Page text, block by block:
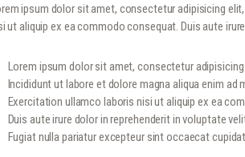
ipsum dolor sit amet, consectetur adipisicing
ut aliquip ex ea commodo consequat. Duis aute
Lorem ipsum dolor sit amet, consectetur
Incididunt ut labore et dolore magna aliqua enim ad
Exercitation ullamco laboris nisi ut aliquip ex ea
Duis aute irure dolor in reprehenderit in voluptate
Fugiat nulla pariatur excepteur sint occaecat